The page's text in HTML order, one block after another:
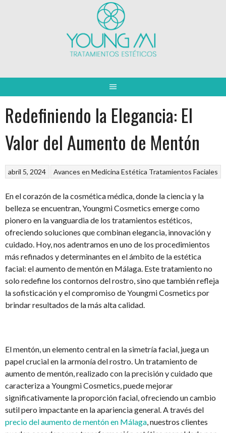
Redefiniendo la Elegancia: El
Valor del Aumento de Mentón
Avances en Medicina Estética Tratamientos Faciales
abril 5, 2024
En el corazón de la cosmética médica, donde la ciencia y la
belleza se encuentran, Youngmi Cosmetics emerge como
pionero en la vanguardia de los tratamientos estéticos,
ofreciendo soluciones que combinan elegancia, innovación y
cuidado. Hoy, nos adentramos en uno de los procedimientos
más refinados y determinantes en el ámbito de la estética
facial: el aumento de mentón en Málaga. Este tratamiento no
solo redefine los contornos del rostro, sino que también refleja
la sofisticación y el compromiso de Youngmi Cosmetics por
brindar resultados de la más alta calidad.
El mentón, un elemento central en la simetría facial, juega un
papel crucial en la armonía del rostro. Un tratamiento de
aumento de mentón, realizado con la precisión y cuidado que
caracteriza a Youngmi Cosmetics, puede mejorar
significativamente la proporción facial, ofreciendo un cambio
sutil pero impactante en la apariencia general. A través del
precio del aumento de mentón en Málaga , nuestros clientes